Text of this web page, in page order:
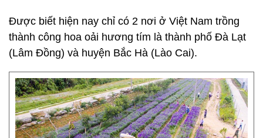
Được biết hiện nay chỉ có 2 nơi ở Việt Nam trồng
thành công hoa oải hương tím là thành phố Đà Lạt
(Lâm Đồng) và huyện Bắc Hà (Lào Cai).